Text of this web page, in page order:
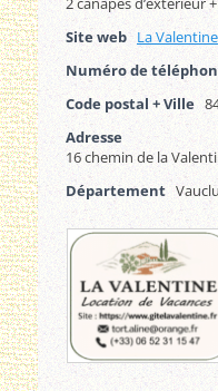
2 canapés d’extérieur
Site web La Valentine
Numéro de
Code postal + Ville
Adresse
16 chemin de la
Département